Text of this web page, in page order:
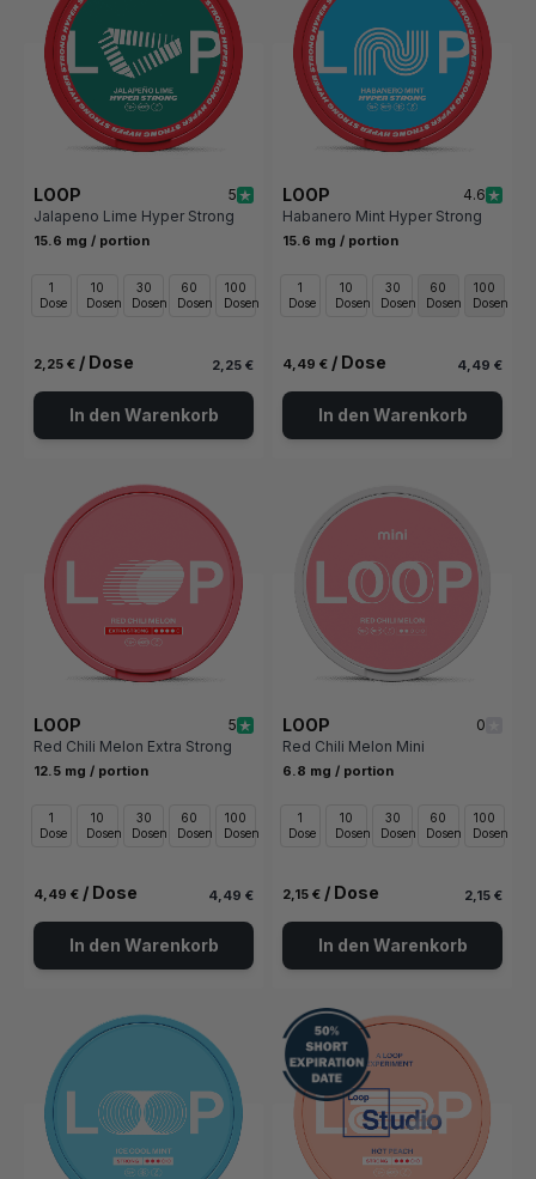
LOOP
5
Jalapeno Lime Hyper Strong
15.6 mg / portion
1
Dose
10
Dosen
30
Dosen
60
Dosen
100
Dosen
2,25 € / Dose 2,25 €
In den Warenkorb
LOOP
4.6
Habanero Mint Hyper Strong
15.6 mg / portion
1
Dose
10
Dosen
30
Dosen
60
Dosen
100
Dosen
4,49 € / Dose 4,49 €
In den Warenkorb
LOOP
5
Red Chili Melon Extra Strong
12.5 mg / portion
1
Dose
10
Dosen
30
Dosen
60
Dosen
100
Dosen
4,49 € / Dose 4,49 €
In den Warenkorb
LOOP
0
Red Chili Melon Mini
6.8 mg / portion
1
Dose
10
Dosen
30
Dosen
60
Dosen
100
Dosen
2,15 € / Dose 2,15 €
In den Warenkorb